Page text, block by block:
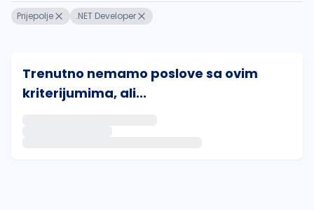
Prijepolje .NET Developer
Trenutno nemamo poslove sa ovim
kriterijumima, ali...